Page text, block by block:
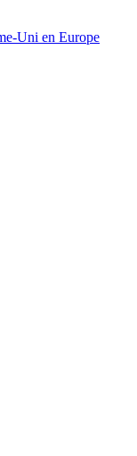
Uni en Europe